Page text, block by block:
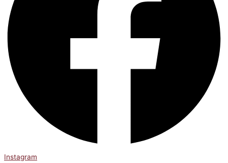
Instagram